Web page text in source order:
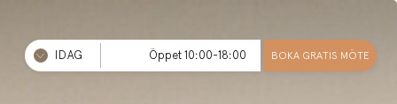
IDAG Öppet 10:00-18:00 BOKA GRATIS MÖTE